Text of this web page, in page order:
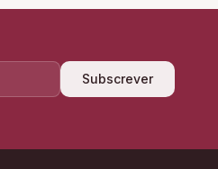
Subscrever